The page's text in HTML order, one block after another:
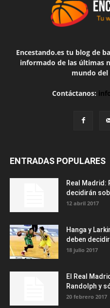
Encestando.es tu blog de
informado de las últimas
mundo
Contáctanos:
ENTRADAS POPULARES
Real Madrid:
decidirán
12 abril 2017
Hanga y
deben
18 julio 2017
El Real
Randolph y
20 febrero 2017